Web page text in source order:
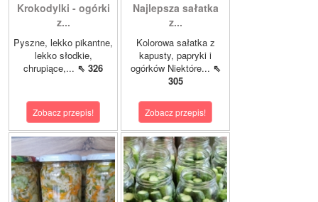
Krokodylki - ogórki
z...
Pyszne, lekko pikantne,
lekko słodkie,
chrupiące,... ⇖ 326
Zobacz przepis!
Najlepsza sałatka
z...
Kolorowa sałatka z
kapusty, papryki i
ogórków Niektóre... ⇖
305
Zobacz przepis!